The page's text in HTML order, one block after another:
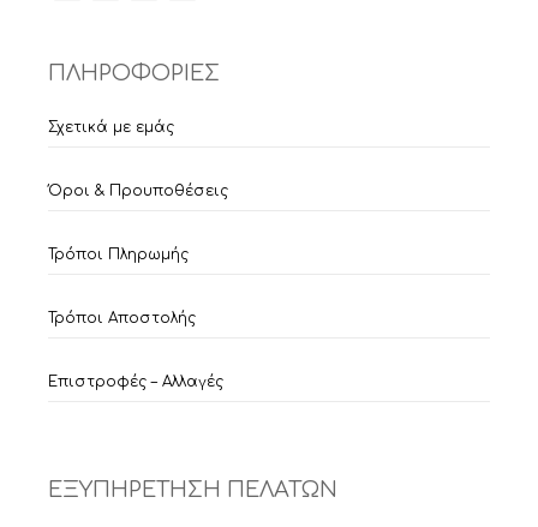
ΠΛΗΡΟΦΟΡΙΕΣ
Σχετικά με εμάς
Όροι & Προυποθέσεις
Τρόποι Πληρωμής
Τρόποι Αποστολής
Επιστροφές – Αλλαγές
ΕΞΥΠΗΡΕΤΗΣΗ ΠΕΛΑΤΩΝ